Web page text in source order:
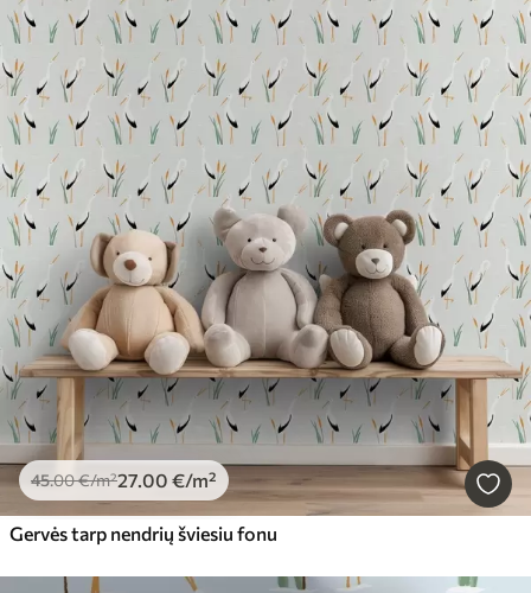
45.00€/m²27.00 €/m²
Gervės tarp nendrių šviesiu fonu